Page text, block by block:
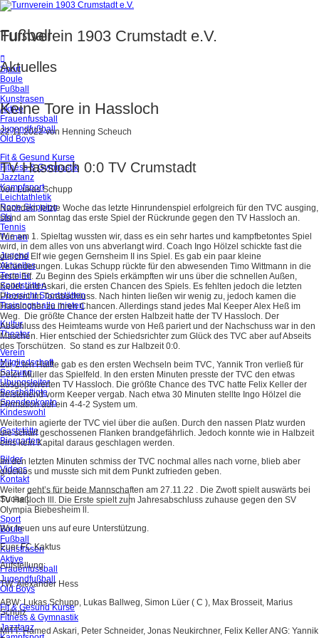
Turnverein 1903 Crumstadt e.V.
Sport
Boule
Fußball
Kunstrasen
Aktive
Frauenfussball
Jugendfußball
Old Boys
Fit & Gesund Kurse
Fitness & Gymnastik
Jazztanz
Kampfsport
Leichtathletik
Rope Skipping
Ski
Tennis
Turnen
Jugend
Aktuelles
Termine
Sportstätten
Übersicht Sportstätten
Trainingshalle mieten
Kultur
Theater
Verein
Mitgliedschaft
Satzung
Übungsleiter
Beschäftigte
Spendenkonto
Kindeswohl
Gaststätte
Biergarten
Bilder
Videos
Kontakt
Suche
Sport
Boule
Fußball
Kunstrasen
Aktive
Frauenfussball
Jugendfußball
Old Boys
Fit & Gesund Kurse
Fitness & Gymnastik
Jazztanz
Fußball
Aktuelles
Keine Tore in Hassloch
22.11.2022von Henning Scheuch
TV Hassloch 0:0 TV Crumstadt
Von Lukas Schupp
Nachdem letzte Woche das letzte Hinrundenspiel erfolgreich für den TVC ausging,
stand am Sonntag das erste Spiel der Rückrunde gegen den TV Hassloch an.
Wie am 1. Spieltag wussten wir, dass es ein sehr hartes und kampfbetontes Spiel
wird, in dem alles von uns abverlangt wird. Coach Ingo Hölzel schickte fast die
gleiche Elf wie gegen Gernsheim II ins Spiel. Es gab ein paar kleine
Veränderungen. Lukas Schupp rückte für den abwesenden Timo Wittmann in die
erste Elf. Zu Beginn des Spiels erkämpften wir uns über die schnellen Außen,
Keller und Askari, die ersten Chancen des Spiels. Es fehlten jedoch die letzten
Prozent im Torabschluss. Nach hinten ließen wir wenig zu, jedoch kamen die
Hasslocher zu ihren Chancen. Allerdings stand jedes Mal Keeper Alex Heß im
Weg. Die größte Chance der ersten Halbzeit hatte der TV Hassloch. Der
Abschluss des Heimteams wurde von Heß pariert und der Nachschuss war in den
Maschen. Hier entschied der Schiedsrichter zum Glück des TVC aber auf Abseits
des Torschützen. So stand es zur Halbzeit 0:0.
Zur 2.ten Hälfte gab es den ersten Wechseln beim TVC, Yannik Tron verließ für
Peter Müller das Spielfeld. In den ersten Minuten presste der TVC den etwas
ausgepowerten TV Hassloch. Die größte Chance des TVC hatte Felix Keller der
freistehend vorm Keeper vergab. Nach etwa 30 Minuten stellte Ingo Hölzel die
Formation auf ein 4-4-2 System um.
Weiterhin agierte der TVC viel über die außen. Durch den nassen Platz wurden
die scharf geschossenen Flanken brandgefährlich. Jedoch konnte wie in Halbzeit
eins kein Kapital daraus geschlagen werden.
Im den letzten Minuten schmiss der TVC nochmal alles nach vorne, blieb aber
glücklos und musste sich mit dem Punkt zufrieden geben.
Weiter geht’s für beide Mannschaften am 27.11.22 . Die Zwott spielt auswärts bei
TV Haßloch lll. Die Erste spielt zum Jahresabschluss zuhause gegen den SV
Olympia Biebesheim ll.
Wir freuen uns auf eure Unterstützung.
Euer FC Kaktus
Aufstellung:
TW: Alexander Hess
ABW: Lukas Schupp, Lukas Ballweg, Simon Lüer ( C ), Max Brosseit, Marius
Schulz
MITT: Hamed Askari, Peter Schneider, Jonas Neukirchner, Felix Keller ANG: Yannik